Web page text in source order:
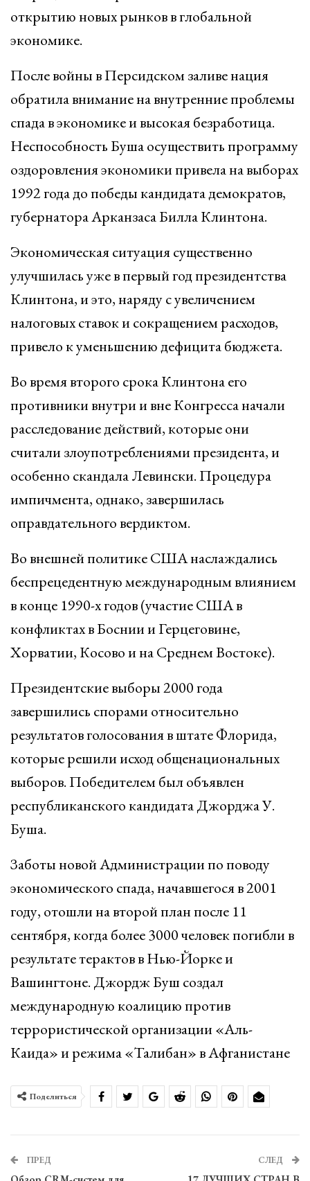
открытию новых рынков в глобальной
экономике.
После войны в Персидском заливе нация
обратила внимание на внутренние проблемы
спада в экономике и высокая безработица.
Неспособность Буша осуществить программу
оздоровления экономики привела на выборах
1992 года до победы кандидата демократов,
губернатора Арканзаса Билла Клинтона.
Экономическая ситуация существенно
улучшилась уже в первый год президентства
Клинтона, и это, наряду с увеличением
налоговых ставок и сокращением расходов,
привело к уменьшению дефицита бюджета.
Во время второго срока Клинтона его
противники внутри и вне Конгресса начали
расследование действий, которые они
считали злоупотреблениями президента, и
особенно скандала Левински. Процедура
импичмента, однако, завершилась
оправдательного вердиктом.
Во внешней политике США наслаждались
беспрецедентную международным влиянием
в конце 1990-х годов (участие США в
конфликтах в Боснии и Герцеговине,
Хорватии, Косово и на Среднем Востоке).
Президентские выборы 2000 года
завершились спорами относительно
результатов голосования в штате Флорида,
которые решили исход общенациональных
выборов. Победителем был объявлен
республиканского кандидата Джорджа У.
Буша.
Заботы новой Администрации по поводу
экономического спада, начавшегося в 2001
году, отошли на второй план после 11
сентября, когда более 3000 человек погибли в
результате терактов в Нью-Йорке и
Вашингтоне. Джордж Буш создал
международную коалицию против
террористической организации «Аль-
Каида» и режима «Талибан» в Афганистане
Поделиться
ПРЕД СЛЕД